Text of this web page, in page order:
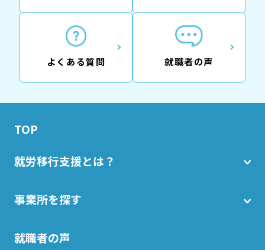
よくある質問 就職者の声
TOP
就労移行支援とは？
事業所を探す
就職者の声